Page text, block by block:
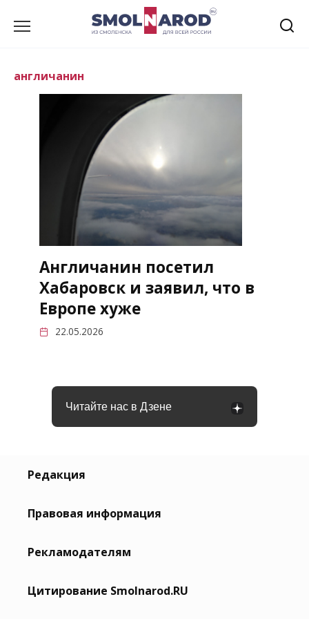
англичанин
Англичанин посетил
Хабаровск и заявил, что в
Европе хуже
22.05.2026
Читайте нас в Дзене
Редакция
Правовая информация
Рекламодателям
Цитирование Smolnarod.RU